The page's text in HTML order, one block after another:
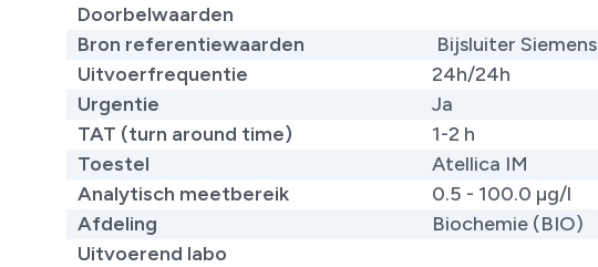
Doorbelwaarden
Bron referentiewaarden
Bijsluiter Siemens ​
Uitvoerfrequentie
24h/24h
Urgentie
Ja
TAT (turn around time)
1-2 h
Toestel
Atellica IM
Analytisch meetbereik
0.5 - 100.0 µg/l
Afdeling
Biochemie (BIO)
Uitvoerend labo